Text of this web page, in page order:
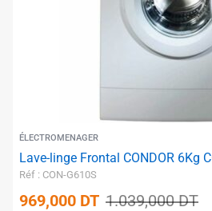
ÉLECTROMENAGER
Lave-linge Frontal CONDOR 6Kg
Réf : CON-G610S
969,000 DT 1.039,000DT
✱